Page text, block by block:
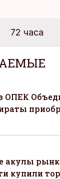
72 часа
ОПЕК
акулы
купили